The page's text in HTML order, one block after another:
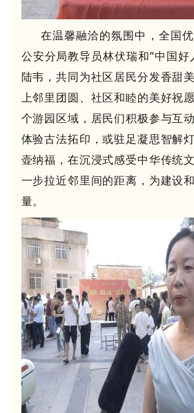
在温馨融洽的氛围中， 全国
公安分局教导员林伏瑞和“中国好
陆韦 ，共同为社区居民分发香甜
上邻里团圆、社区和睦的美好祝
个游园区域，居民们积极参与互
体验古法拓印，或驻足凝思智解
壶纳福，在沉浸式感受中华传统
一步拉近邻里间的距离，为建设
量。